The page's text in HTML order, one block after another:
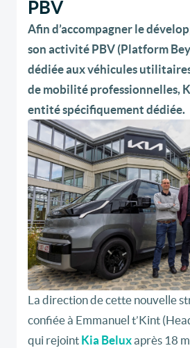
PBV
Afin d’accompagner le
son activité PBV (Platform
dédiée aux véhicules
de mobilité professionnelles,
entité spécifiquement dédiée.
La direction de cette nouvelle
confiée à Emmanuel t’Kint
qui rejoint Kia Beluxaprès 18